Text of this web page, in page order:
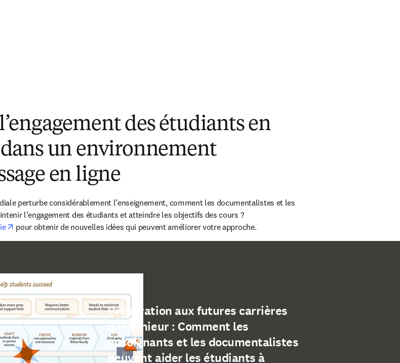
des étudiants en
un environnement
en ligne
perturbe considérablement l’enseignement, comment les documentalistes et les
l’engagement des étudiants et atteindre les objectifs des cours ?
opens in new tab/window
pour obtenir de nouvelles idées qui peuvent améliorer votre approche.
Préparation aux futures carrières
d’ingénieur : Comment les
enseignants et les documentalistes
peuvent aider les étudiants à